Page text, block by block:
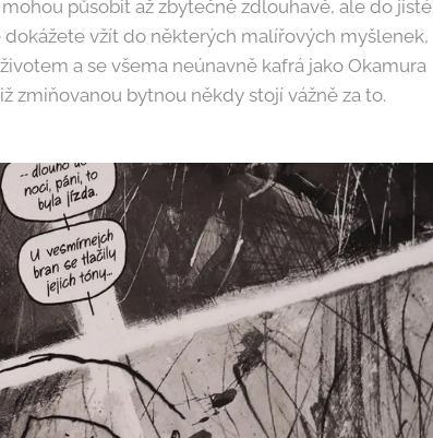
působit až zbytečně zdlouhavě, ale do jisté
dokážete vžít do některých malířových myšlenek,
a se všema neúnavně kafrá jako Okamura
zmiňovanou bytnou někdy stojí vážně za to.